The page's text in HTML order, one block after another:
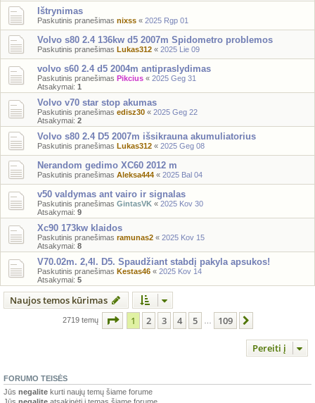
Ištrynimas
Paskutinis pranešimas nixss « 2025 Rgp 01
Volvo s80 2.4 136kw d5 2007m Spidometro problemos
Paskutinis pranešimas Lukas312 « 2025 Lie 09
volvo s60 2.4 d5 2004m antipraslydimas
Paskutinis pranešimas Pikcius « 2025 Geg 31
Atsakymai: 1
Volvo v70 star stop akumas
Paskutinis pranešimas edisz30 « 2025 Geg 22
Atsakymai: 2
Volvo s80 2.4 D5 2007m išsikrauna akumuliatorius
Paskutinis pranešimas Lukas312 « 2025 Geg 08
Nerandom gedimo XC60 2012 m
Paskutinis pranešimas Aleksa444 « 2025 Bal 04
v50 valdymas ant vairo ir signalas
Paskutinis pranešimas GintasVK « 2025 Kov 30
Atsakymai: 9
Xc90 173kw klaidos
Paskutinis pranešimas ramunas2 « 2025 Kov 15
Atsakymai: 8
V70.02m. 2,4l. D5. Spaudžiant stabdį pakyla apsukos!
Paskutinis pranešimas Kestas46 « 2025 Kov 14
Atsakymai: 5
Naujos temos kūrimas
2719 temų Puslapis 1iš 109
1 2 3 4 5 109
Pereiti į
FORUMO TEISĖS
Jūs negalite kurti naujų temų šiame forume